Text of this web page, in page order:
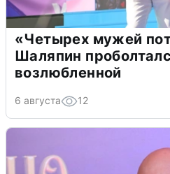
«Четырех мужей
Шаляпин
возлюбленной
6 августа 12